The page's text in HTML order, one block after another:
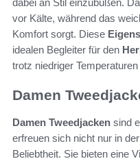
dabei an Stil einzubüßen.
vor Kälte, während das
Komfort sorgt. Diese
idealen Begleiter für den
trotz niedriger
Damen
Damen Tweedjacken sind
erfreuen sich nicht nur in
Beliebtheit. Sie bieten eine